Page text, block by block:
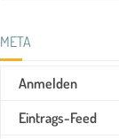
META
Anmelden
Eintrags-Feed